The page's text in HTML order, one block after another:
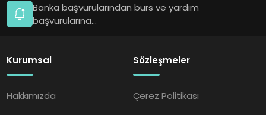
Banka başvurularından burs ve yardım
başvurularına...
Kurumsal
Hakkımızda
Sözleşmeler
Çerez Politikası